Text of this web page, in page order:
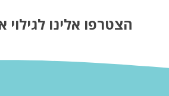
הצטרפו אלינו לגילוי